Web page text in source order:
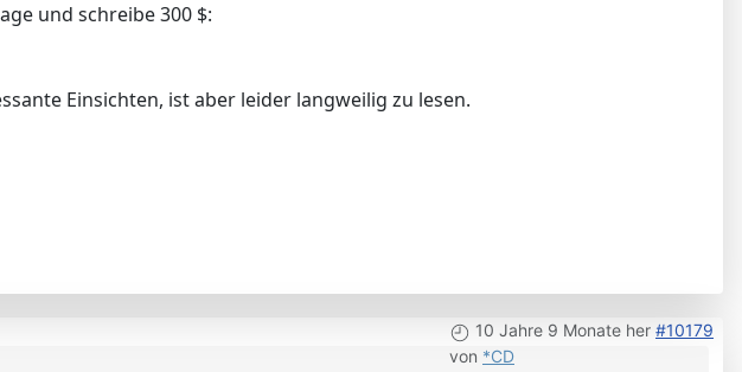
und schreibe 300 $:
Einsichten, ist aber leider langweilig zu lesen.
10 Jahre 9 Monate her #10179
von *CD